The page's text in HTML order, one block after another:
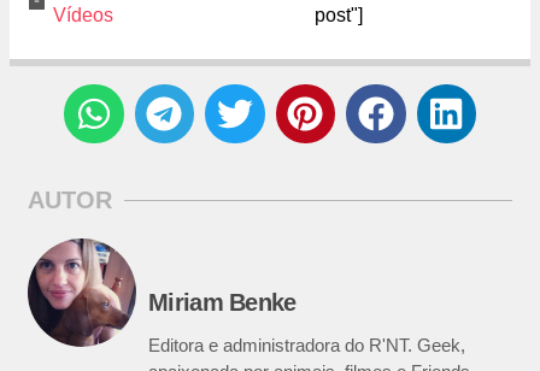
Vídeos
post"]
AUTOR
Miriam Benke
Editora e administradora do R'NT. Geek,